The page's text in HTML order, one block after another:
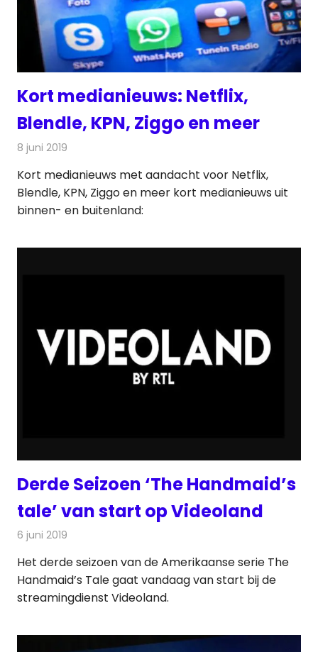
Kort medianieuws: Netflix,
Blendle, KPN, Ziggo en meer
8 juni 2019
Kort medianieuws met aandacht voor Netflix,
Blendle, KPN, Ziggo en meer kort medianieuws uit
binnen- en buitenland:
Derde Seizoen ‘The Handmaid’s
tale’ van start op Videoland
6 juni 2019
Het derde seizoen van de Amerikaanse serie The
Handmaid’s Tale gaat vandaag van start bij de
streamingdienst Videoland.